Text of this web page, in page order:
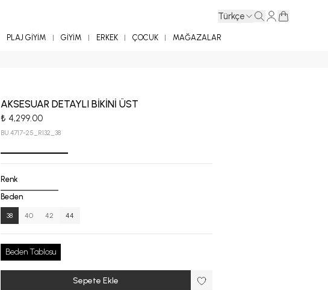
Türkçe
PLAJ GİYİM GİYİM ERKEK ÇOCUK MAĞAZALAR
AKSESUAR DETAYLI BİKİNİ ÜST
₺ 4,299.00
BU.4717-25_R132_38
Renk
Beden
38 40 42 44
Beden Tablosu
Sepete Ekle